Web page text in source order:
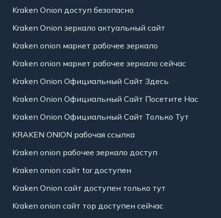
Kraken Onion доступ безопасно
Kraken Onion зеркало актуальный сайт
Kraken onion маркет рабочее зеркало
Kraken onion маркет рабочее зеркало сейчас
Kraken Onion Официальный Сайт Здесь
Kraken Onion Официальный Сайт Посетите Нас
Kraken Onion Официальный Сайт Только Тут
KRAKEN ONION рабочая ссылка
Kraken onion рабочее зеркало доступ
Kraken onion сайт tor доступен
Kraken Onion сайт доступен только тут
Kraken onion сайт тор доступен сейчас